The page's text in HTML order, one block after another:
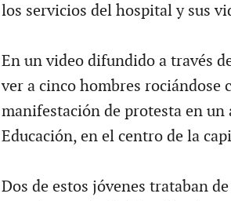
los servicios del hospital y sus
En un video difundido a través
ver a cinco hombres rociándose
manifestación de protesta en
Educación, en el centro de la
Dos de estos jóvenes trataban